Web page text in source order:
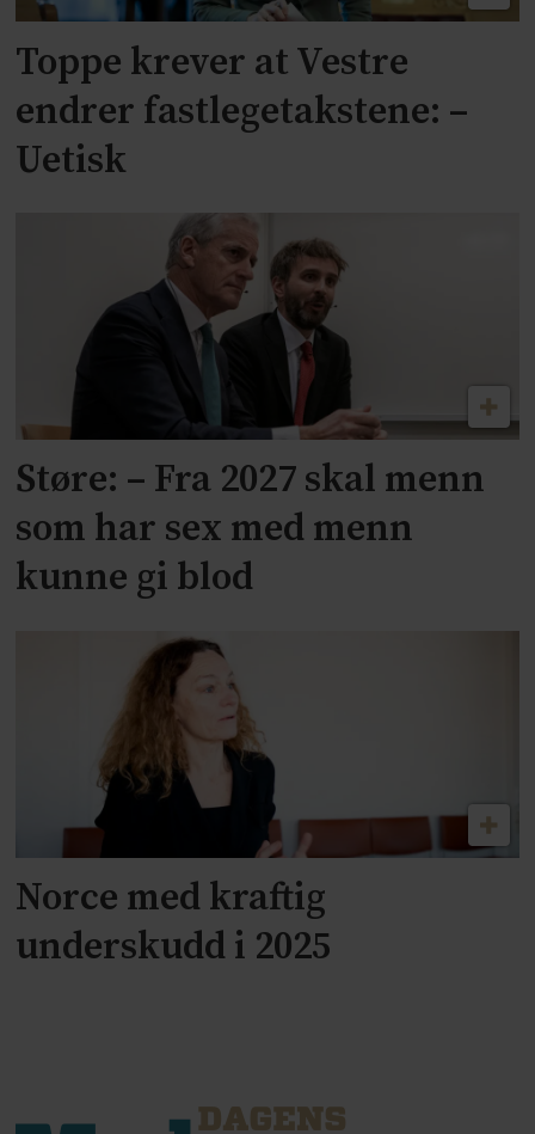
Toppe krever at Vestre
endrer fastlegetakstene: –
Uetisk
Støre: – Fra 2027 skal menn
som har sex med menn
kunne gi blod
Norce med kraftig
underskudd i 2025